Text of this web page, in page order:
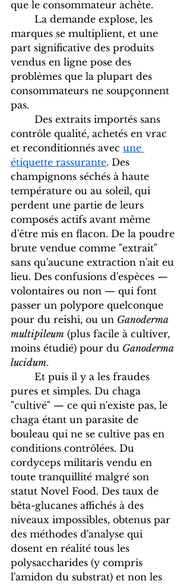
que le consommateur achète.
marques se multiplient, et une
part significative des produits
vendus en ligne pose des
problèmes que la plupart des
consommateurs ne soupçonnent
pas.
contrôle qualité, achetés en vrac
et reconditionnés avec une
étiquette rassurante. Des
champignons séchés à haute
température ou au soleil, qui
perdent une partie de leurs
composés actifs avant même
d'être mis en flacon. De la poudre
brute vendue comme "extrait"
sans qu'aucune extraction n'ait eu
lieu. Des confusions d'espèces —
volontaires ou non — qui font
passer un polypore quelconque
pour du reishi, ou un Ganoderma
multipileum (plus facile à cultiver,
moins étudié) pour du Ganoderma
lucidum.
pures et simples. Du chaga
"cultivé" — ce qui n'existe pas, le
chaga étant un parasite de
bouleau qui ne se cultive pas en
conditions contrôlées. Du
cordyceps militaris vendu en
toute tranquillité malgré son
statut Novel Food. Des taux de
bêta-glucanes affichés à des
niveaux impossibles, obtenus par
des méthodes d'analyse qui
dosent en réalité tous les
polysaccharides (y compris
l'amidon du substrat) et non les